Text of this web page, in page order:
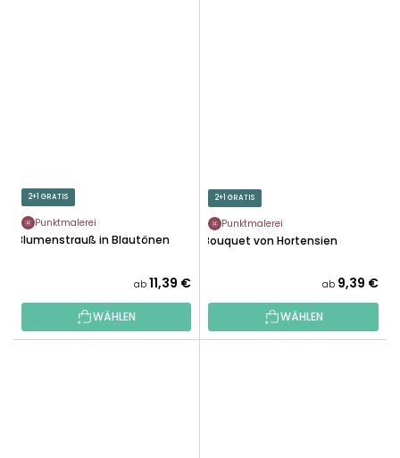
2+1 GRATIS
Punktmalerei
Blumenstrauß in Blautönen
ab 11,39 €
WÄHLEN
2+1 GRATIS
Punktmalerei
Bouquet von Hortensien
ab 9,39 €
WÄHLEN